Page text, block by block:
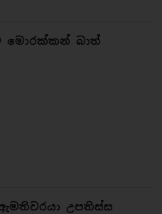
මොරක්කන් බාත්
උපතිස්ස